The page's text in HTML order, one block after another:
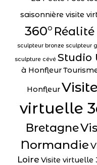
saisonnière visite
360°
sculpteur bronze sculpteur
sculpture cévé Studio
à Honfleur
Honfleur
virtuelle
Bretagne
Normandie
Loire Visite virtuelle